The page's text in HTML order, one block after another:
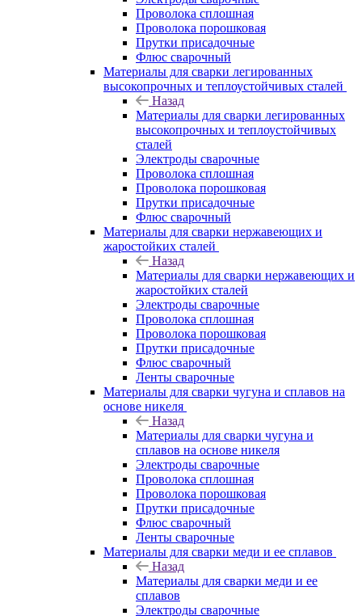
Проволока сплошная
Проволока порошковая
Прутки присадочные
Флюс сварочный
Материалы для сварки легированных
высокопрочных и теплоустойчивых сталей
Назад
Материалы для сварки легированных
высокопрочных и теплоустойчивых
сталей
Электроды сварочные
Проволока сплошная
Проволока порошковая
Прутки присадочные
Флюс сварочный
Материалы для сварки нержавеющих и
жаростойких сталей
Назад
Материалы для сварки нержавеющих и
жаростойких сталей
Электроды сварочные
Проволока сплошная
Проволока порошковая
Прутки присадочные
Флюс сварочный
Ленты сварочные
Материалы для сварки чугуна и сплавов на
основе никеля
Назад
Материалы для сварки чугуна и
сплавов на основе никеля
Электроды сварочные
Проволока сплошная
Проволока порошковая
Прутки присадочные
Флюс сварочный
Ленты сварочные
Материалы для сварки меди и ее сплавов
Назад
Материалы для сварки меди и ее
сплавов
Электроды сварочные